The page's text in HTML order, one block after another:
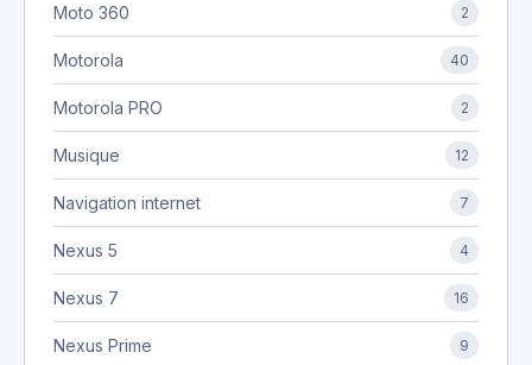
Moto 360 2
Motorola 40
Motorola PRO 2
Musique 12
Navigation internet 7
Nexus 5 4
Nexus 7 16
Nexus Prime 9